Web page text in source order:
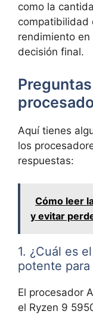
como la
compatibilidad
rendimiento
decisión final.
Aquí tienes
los
respuestas:
Cómo leer
y evitar
1. ¿Cuál es
potente para
El procesador
el Ryzen 9